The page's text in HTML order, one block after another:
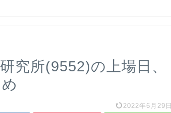
究所(9552)の上場日、
2022年6月29日